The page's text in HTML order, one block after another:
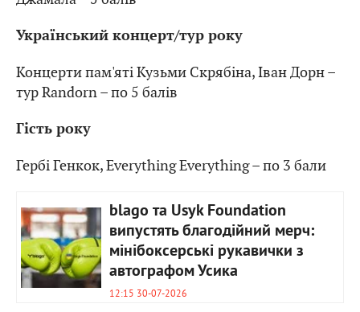
Український концерт/тур року
Концерти пам'яті Кузьми Скрябіна, Іван Дорн –
тур Randorn – по 5 балів
Гість року
Гербі Генкок, Everything Everything – по 3 бали
blago та Usyk Foundation
випустять благодійний мерч:
мінібоксерські рукавички з
автографом Усика
12:15 30-07-2026